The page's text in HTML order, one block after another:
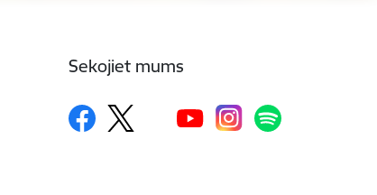
Sekojiet mums